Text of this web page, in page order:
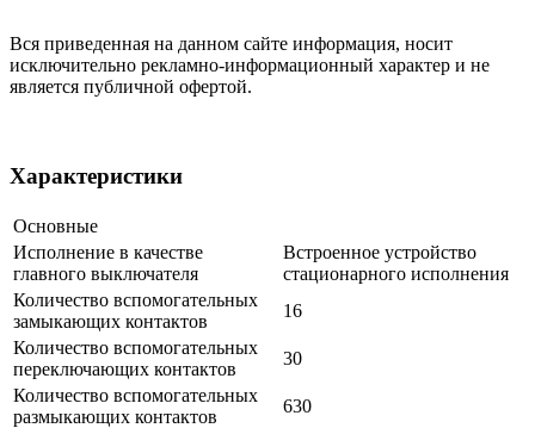
Вся приведенная на данном сайте информация, носит
исключительно рекламно-информационный характер и не
является публичной офертой.
Характеристики
Основные
Исполнение в качестве
главного выключателя
Встроенное устройство
стационарного исполнения
Количество вспомогательных
замыкающих контактов
16
Количество вспомогательных
переключающих контактов
30
Количество вспомогательных
размыкающих контактов
630